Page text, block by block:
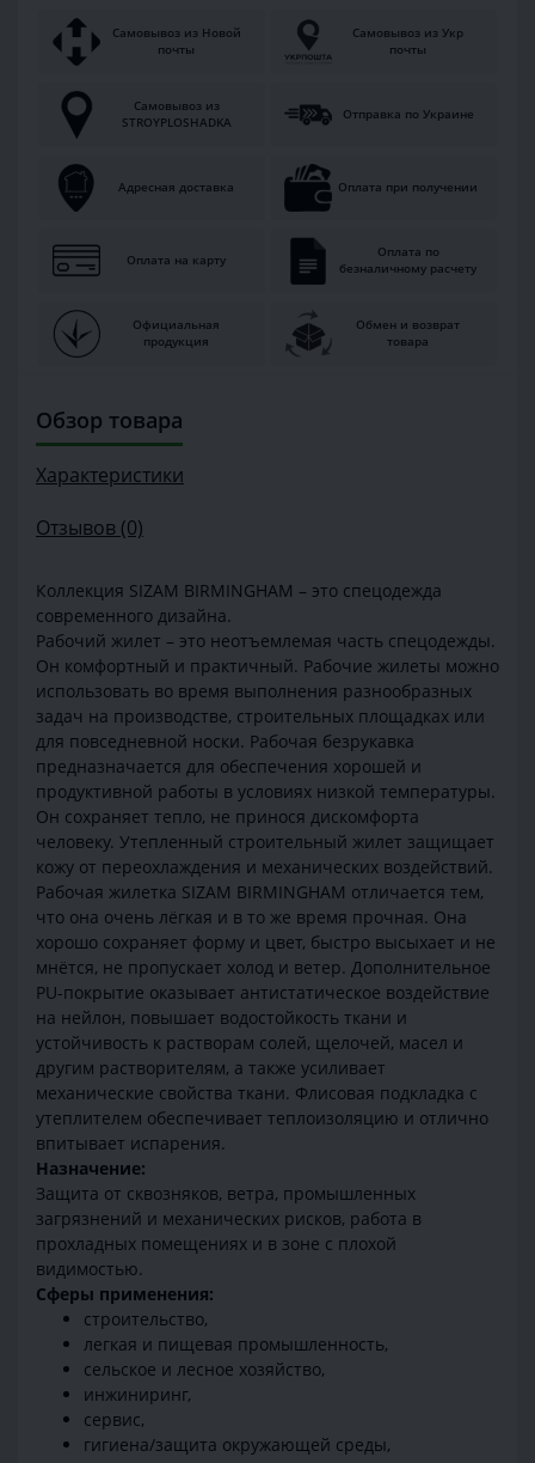
Самовывоз из Новой
почты
Самовывоз из Укр
почты
Самовывоз из
STROYPLOSHADKA
Отправка по Украине
Адресная доставка Оплата при получении
Оплата на карту
Оплата по
безналичному расчету
Официальная
продукция
Обмен и возврат
товара
Обзор товара
Характеристики
Отзывов (0)
Коллекция SIZAM BIRMINGHAM – это спецодежда
современного дизайна.
Рабочий жилет – это неотъемлемая часть спецодежды.
Он комфортный и практичный. Рабочие жилеты можно
использовать во время выполнения разнообразных
задач на производстве, строительных площадках или
для повседневной носки. Рабочая безрукавка
предназначается для обеспечения хорошей и
продуктивной работы в условиях низкой температуры.
Он сохраняет тепло, не принося дискомфорта
человеку. Утепленный строительный жилет защищает
кожу от переохлаждения и механических воздействий.
Рабочая жилетка SIZAM BIRMINGHAM отличается тем,
что она очень лёгкая и в то же время прочная. Она
хорошо сохраняет форму и цвет, быстро высыхает и не
мнётся, не пропускает холод и ветер. Дополнительное
PU-покрытие оказывает антистатическое воздействие
на нейлон, повышает водостойкость ткани и
устойчивость к растворам солей, щелочей, масел и
другим растворителям, а также усиливает
механические свойства ткани. Флисовая подкладка с
утеплителем обеспечивает теплоизоляцию и отлично
впитывает испарения.
Назначение:
Защита от сквозняков, ветра, промышленных
загрязнений и механических рисков, работа в
прохладных помещениях и в зоне с плохой
видимостью.
Сферы применения:
строительство,
легкая и пищевая промышленность,
сельское и лесное хозяйство,
инжиниринг,
сервис,
гигиена/защита окружающей среды,